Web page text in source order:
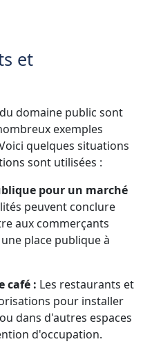
et
domaine public sont
exemples
quelques situations
sont utilisées :
pour un marché
peuvent conclure
aux commerçants
place publique à
café : Les restaurants et
pour installer
dans d'autres espaces
d'occupation.